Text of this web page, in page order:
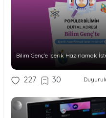
Bilim Genç’e İçerik Hazırlamak
227 30